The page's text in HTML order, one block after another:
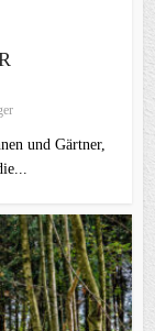
und Gärtner,